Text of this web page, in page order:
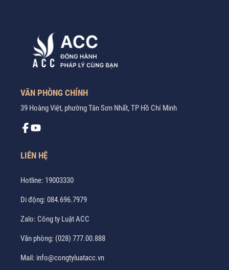
VĂN PHÒNG CHÍNH
39 Hoàng Việt, phường Tân Sơn Nhất, TP Hồ Chí Minh
LIÊN HỆ
Hotline: 19003330
Di động: 084.696.7979
Zalo: Công ty Luật ACC
Văn phòng: (028) 777.00.888
Mail: info@congtyluatacc.vn